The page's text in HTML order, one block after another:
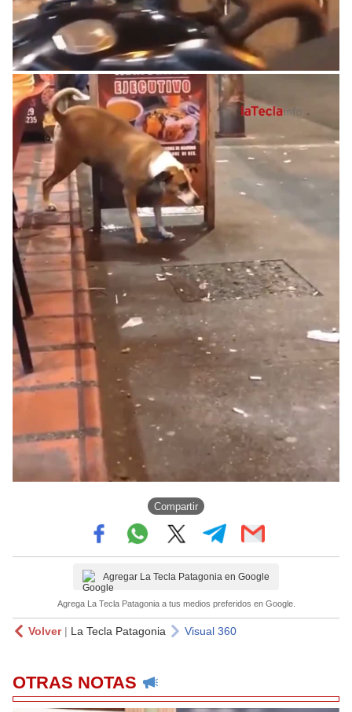
Compartir
Agregar La Tecla Patagonia en Google
Agrega La Tecla Patagonia a tus medios preferidos en Google.
Volver| La Tecla Patagonia Visual 360
OTRAS NOTAS